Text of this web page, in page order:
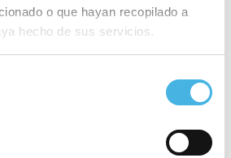
o que hayan recopilado a
hecho de sus servicios.
Valencia Club de
Hockey, a brindar el tercer
ascenso de la temporada
mayo 2026